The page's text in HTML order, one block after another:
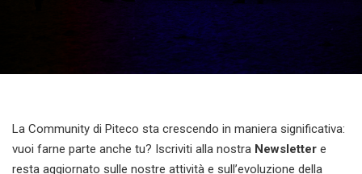
La Community di Piteco sta crescendo in maniera significativa:
vuoi farne parte anche tu? Iscriviti alla nostra Newsletter e
resta aggiornato sulle nostre attività e sull’evoluzione della